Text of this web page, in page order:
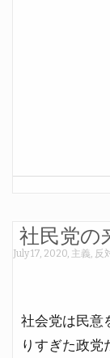
社民党の
July 17, 2020, 主義, 反
社会党は民意
りすぎた政